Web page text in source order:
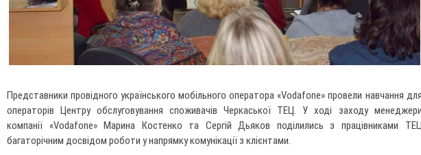
Представники провідного українського мобільного оператора «Vodafone» провели навчання для
операторів Центру обслуговування споживачів Черкаської ТЕЦ. У ході заходу менеджери
компанії «Vodafone» Марина Костенко та Сергій Дьяков поділились з працівниками ТЕЦ
багаторічним досвідом роботи у напрямку комунікації з клієнтами.